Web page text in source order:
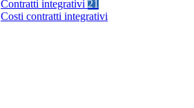
Contratti integrativi 21
Costi contratti integrativi